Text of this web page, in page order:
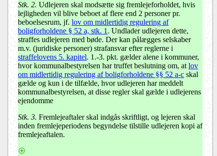
Stk. 2. Udlejeren skal modsætte sig fremlejeforholdet, hvis
lejligheden vil blive beboet af flere end 2 personer pr.
beboelsesrum, jf. lov om midlertidig regulering af
boligforholdene § 52 a, stk. 1 . Undlader udlejeren dette,
straffes udlejeren med bøde. Der kan pålægges selskaber
m.v. (juridiske personer) strafansvar efter reglerne i
straffelovens 5. kapitel. 1.-3. pkt. gælder alene i kommuner,
hvor kommunalbestyrelsen har truffet beslutning om, at lov
om midlertidig regulering af boligforholdene §§ 52 a-c skal
gælde og kun i de tilfælde, hvor udlejeren har meddelt
kommunalbestyrelsen, at disse regler skal gælde i udlejerens
ejendomme
Stk. 3. Fremlejeaftaler skal indgås skriftligt, og lejeren skal
inden fremlejeperiodens begyndelse tilstille udlejeren kopi af
fremlejeaftalen.